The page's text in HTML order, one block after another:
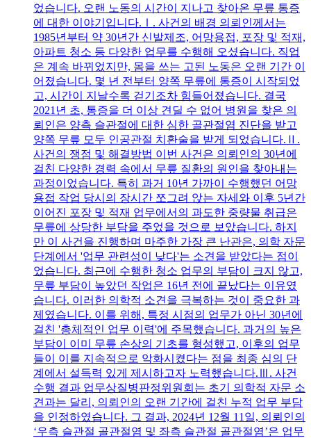
었습니다. 오랜 노동의 시간이 지나고 찾아온 무릎 통증
에 대한 이야기입니다.Ⅰ. 사건의 배경 의뢰인께서는
1985년부터 약 30년간 신발제조, 어망용접, 포장 및 적재,
아파트 청소 등 다양한 업무를 수행해 오셨습니다. 직업
은 계속 바뀌었지만, 몸을 쓰는 고된 노동은 오랜 기간 이
어졌습니다. 몇 년 전부터 양쪽 무릎에 통증이 시작되었
고, 시간이 지날수록 걷기조차 힘들어졌습니다. 결국
2021년 초, 통증을 더 이상 견딜 수 없어 병원을 찾은 의
뢰인은 양측 슬관절에 대한 심한 골관절염 진단을 받고
양쪽 무릎 모두 인공관절 치환술을 받게 되었습니다.Ⅱ.
사건의 쟁점 및 해결방법 이번 사건은 의뢰인의 30년에
걸친 다양한 경력 속에서 무릎 질환의 원인을 찾아내는
과정이었습니다. 특히 과거 10년 가까이 수행했던 어망
용접 작업 당시의 장시간 쪼그려 앉는 자세와 이후 5년간
이어진 포장 및 적재 업무에서의 과도한 중량물 취급은
무릎에 상당한 부담을 주었을 것으로 보았습니다. 하지
만 이 사건을 진행하며 마주한 가장 큰 난관은, 의학 자문
단계에서 '업무 관련성이 낮다'는 소견을 받았다는 점이
었습니다. 최근에 수행한 청소 업무의 부담이 크지 않고,
무릎 부담이 높았던 작업은 16년 전에 끝났다는 이유였
습니다. 이러한 의학적 소견을 극복하는 것이 중요한 과
제였습니다. 이를 위해, 특정 시점의 업무가 아닌 30년에
걸친 '총체적인 업무 이력'에 주목했습니다. 과거의 높은
부담이 이미 무릎 손상의 기초를 형성했고, 이후의 업무
들이 이를 지속적으로 악화시켰다는 점을 최종 심의 단
계에서 설득력 있게 제시하고자 노력했습니다.Ⅲ. 사건
수행 결과 업무상질병판정위원회는 초기 의학적 자문 소
견과는 달리, 의뢰인의 오랜 기간에 걸친 누적 업무 부담
을 인정하였습니다. 그 결과, 2024년 12월 11일, 의뢰인의
‘우측 슬관절 골관절염 및 좌측 슬관절 골관절염’은 업무